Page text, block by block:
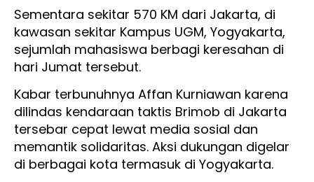
Sementara sekitar 570 KM dari Jakarta, di
kawasan sekitar Kampus UGM, Yogyakarta,
sejumlah mahasiswa berbagi keresahan di
hari Jumat tersebut.
Kabar terbunuhnya Affan Kurniawan karena
dilindas kendaraan taktis Brimob di Jakarta
tersebar cepat lewat media sosial dan
memantik solidaritas. Aksi dukungan digelar
di berbagai kota termasuk di Yogyakarta.